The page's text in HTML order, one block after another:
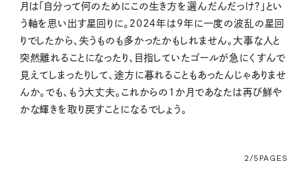
月は「自分って何のためにこの生き方を選んだんだっけ？」とい
う軸を思い出す星回りに。2024年は9年に一度の波乱の星回
りでしたから、失うものも多かったかもしれません。大事な人と
突然離れることになったり、目指していたゴールが急にくすんで
見えてしまったりして、途方に暮れることもあったんじゃありませ
んか。でも、もう大丈夫。これからの1か月であなたは再び鮮や
かな輝きを取り戻すことになるでしょう。
2/5 PAGES